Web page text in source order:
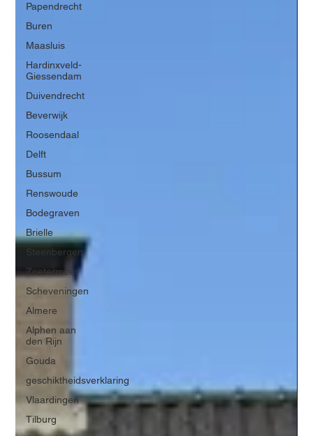
Papendrecht
Buren
Maasluis
Hardinxveld-
Giessendam
Duivendrecht
Beverwijk
Roosendaal
Delft
Bussum
Renswoude
Bodegraven
Brielle
Steenbergen
Zoetermeer
Scheveningen
Almere
Alphen aan
den Rijn
Gouda
geschiktheidsverklaring
Vlaardingen
Tilburg